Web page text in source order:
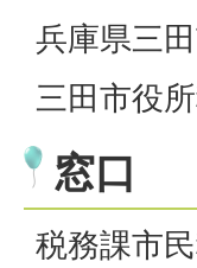
兵庫県三
三田市役
窓口
税務課市